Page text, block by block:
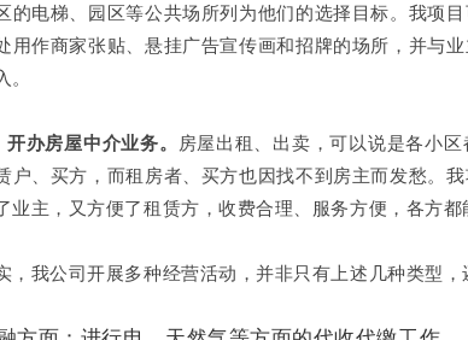
的电梯、园区等公共场所列为他们的选择目标。我项
用作商家张贴、悬挂广告宣传画和招牌的场所，并与
办房屋中介业务。 房屋出租、出卖，可以说是各小
户、买方，而租房者、买方也因找不到房主而发愁。
业主，又方便了租赁方，收费合理、服务方便，各方都
我公司开展多种经营活动，并非只有上述几种类型，